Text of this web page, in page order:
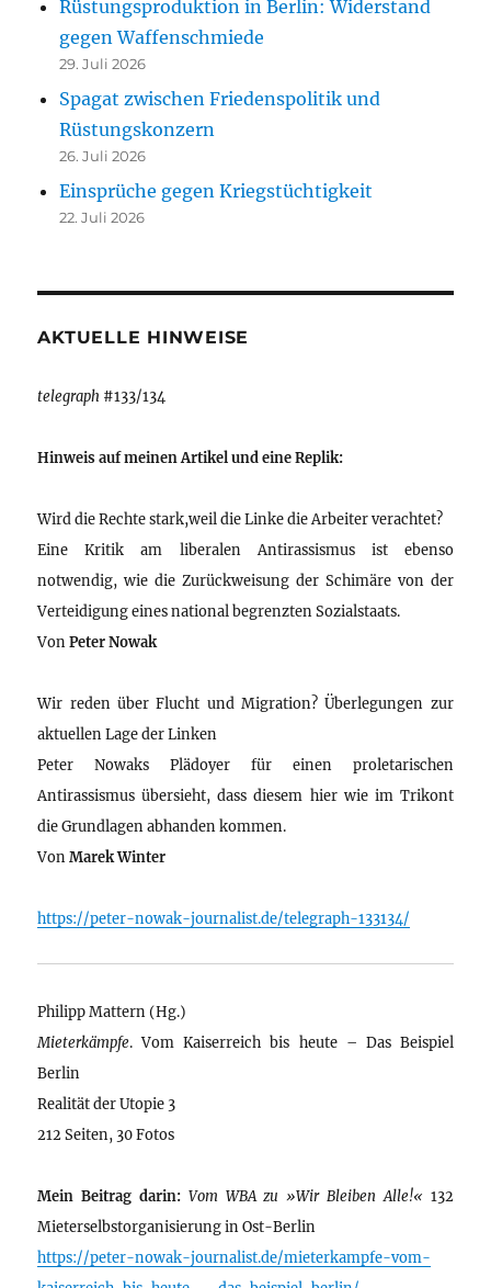
Rüstungsproduktion in Berlin: Widerstand
gegen Waffenschmiede
29. Juli 2026
Spagat zwischen Friedenspolitik und
Rüstungskonzern
26. Juli 2026
Einsprüche gegen Kriegstüchtigkeit
22. Juli 2026
AKTUELLE HINWEISE
telegraph #133/134
Hinweis auf meinen Artikel und eine Replik:
Wird die Rechte stark,weil die Linke die Arbeiter verachtet?
Eine Kritik am liberalen Antirassismus ist ebenso
notwendig, wie die Zurückweisung der Schimäre von der
Verteidigung eines national begrenzten Sozialstaats.
VonPeter Nowak
Wir reden über Flucht und Migration? Überlegungen zur
aktuellen Lage der Linken
Peter Nowaks Plädoyer für einen proletarischen
Antirassismus übersieht, dass diesem hier wie im Trikont
die Grundlagen abhanden kommen.
VonMarek Winter
https://peter-nowak-journalist.de/telegraph-133134/
Philipp Mattern (Hg.)
Mieterkämpfe. Vom Kaiserreich bis heute – Das Beispiel
Berlin
Realität der Utopie 3
212 Seiten, 30 Fotos
Mein Beitrag darin: Vom WBA zu »Wir Bleiben Alle!« 132
Mieterselbstorganisierung in Ost-Berlin
https://peter-nowak-journalist.de/mieterkampfe-vom-